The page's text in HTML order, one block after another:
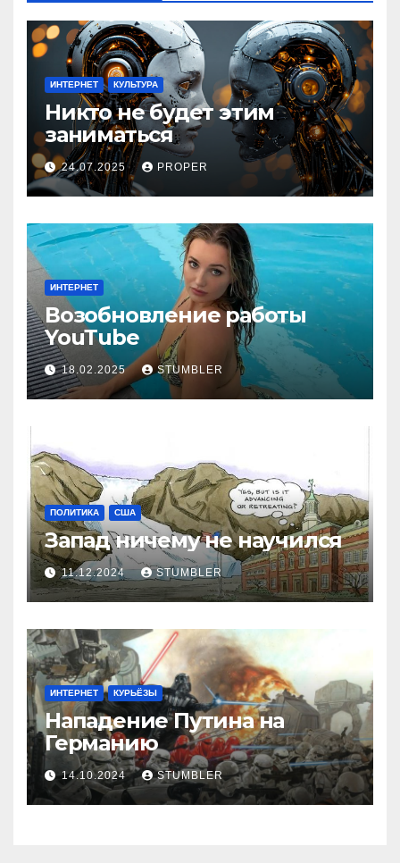
ИНТЕРНЕТ КУЛЬТУРА
Никто не будет этим
заниматься
24.07.2025 PROPER
ИНТЕРНЕТ
Возобновление работы
YouТube
18.02.2025 STUMBLER
ПОЛИТИКА США
Запад ничему не научился
11.12.2024 STUMBLER
ИНТЕРНЕТ КУРЬЁЗЫ
Нападение Путина на
Германию
14.10.2024 STUMBLER